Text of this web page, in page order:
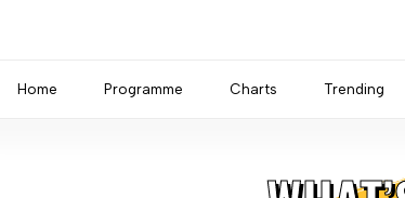
Home Programme Charts Trending